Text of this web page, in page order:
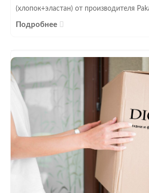
(хлопок+эластан) от производителя
Подробнее